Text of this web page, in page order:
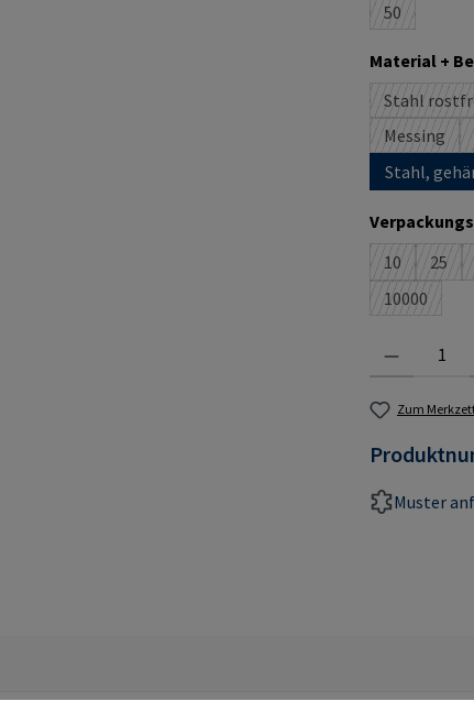
50
(Diese
Material +
Stahl
Messing
(Diese
Stahl,
10
(Diese
25
10000
(Diese
Zum
Muster